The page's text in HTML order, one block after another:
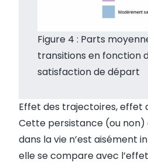
Figure 4 : Parts
transitions en fonction
satisfaction de départ
Effet des trajectoires, effet
Cette persistance (ou non)
dans la vie n’est aisément
elle se compare avec